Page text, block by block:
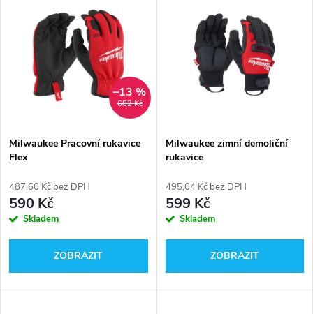
p
r
o
u
Abecedně
s
p
r
o
d
682 Kč
–13 %
Milwaukee Pracovní rukavice
Flex
487,60 Kč bez DPH
590 Kč
Skladem
ZOBRAZIT
Milwaukee zimní demoliční
rukavice
495,04 Kč bez DPH
599 Kč
Skladem
ZOBRAZIT